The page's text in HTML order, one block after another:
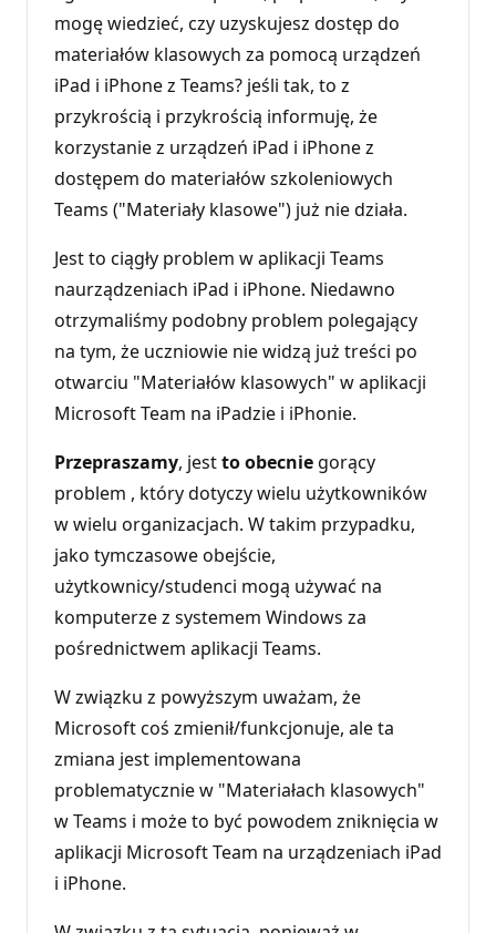
mogę wiedzieć, czy uzyskujesz dostęp do
materiałów klasowych za pomocą urządzeń
iPad i iPhone z Teams? jeśli tak, to z
przykrością i przykrością informuję, że
korzystanie z urządzeń iPad i iPhone z
dostępem do materiałów szkoleniowych
Teams ("Materiały klasowe") już nie działa.
Jest to ciągły problem w aplikacji Teams
naurządzeniach iPad i iPhone. Niedawno
otrzymaliśmy podobny problem polegający
na tym, że uczniowie nie widzą już treści po
otwarciu "Materiałów klasowych" w aplikacji
Microsoft Team na iPadzie i iPhonie.
Przepraszamy, jestto obecnie gorący
problem , który dotyczy wielu użytkowników
w wielu organizacjach. W takim przypadku,
jako tymczasowe obejście,
użytkownicy/studenci mogą używać na
komputerze z systemem Windows za
pośrednictwem aplikacji Teams.
W związku z powyższym uważam, że
Microsoft coś zmienił/funkcjonuje, ale ta
zmiana jest implementowana
problematycznie w "Materiałach klasowych"
w Teams i może to być powodem zniknięcia w
aplikacji Microsoft Team na urządzeniach iPad
i iPhone.